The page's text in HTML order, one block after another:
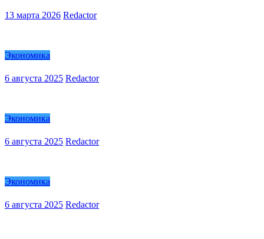
13 марта 2026 Redactor
Экономика
6 августа 2025 Redactor
Экономика
6 августа 2025 Redactor
Экономика
6 августа 2025 Redactor